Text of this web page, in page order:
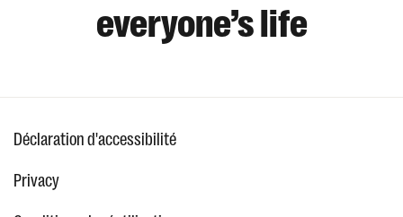
everyone’s life
Déclaration d'accessibilité
Privacy